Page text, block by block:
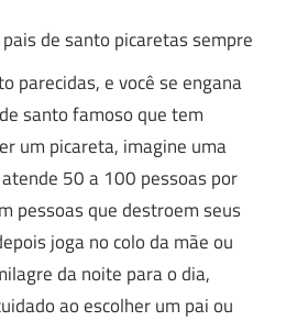
pais de santo picaretas sempre
parecidas, e você se engana
santo famoso que tem
um picareta, imagine uma
50 a 100 pessoas por
pessoas que destroem seus
joga no colo da mãe ou
da noite para o dia,
ao escolher um pai ou